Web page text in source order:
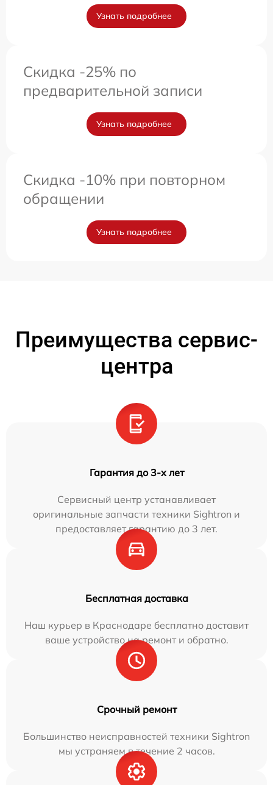
Узнать подробнее
Скидка -25% по
предварительной записи
Узнать подробнее
Скидка -10% при повторном
обращении
Узнать подробнее
Преимущества сервис-
центра
Гарантия до 3-х лет
Сервисный центр устанавливает
оригинальные запчасти техники Sightron и
предоставляет гарантию до 3 лет.
Бесплатная доставка
Наш курьер в Краснодаре бесплатно доставит
ваше устройство на ремонт и обратно.
Срочный ремонт
Большинство неисправностей техники Sightron
мы устраняем в течение 2 часов.